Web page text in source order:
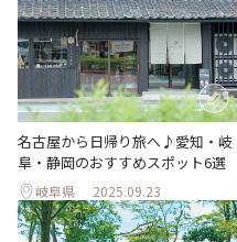
名古屋から日帰り旅へ♪愛知・岐
阜・静岡のおすすめスポット6選
岐阜県 2025.09.23